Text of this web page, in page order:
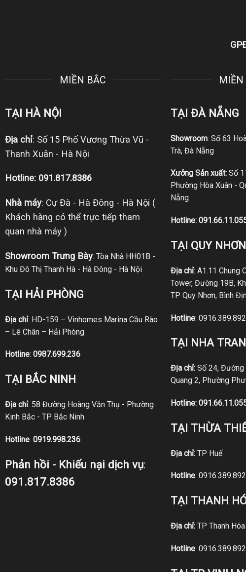
MIỀN BẮC
TẠI HÀ NỘI
Địa chỉ: Số 15 Phố Vương Thừa Vũ -
Thanh Xuân - Hà Nội
Hotline: 091.817.8386
Nhà máy: Cự Đà - Hà Đông - Hà Nội (
Khách hàng có thể trực tiếp tham
quan nhà máy )
Showroom Trưng Bày: Tòa Nhà HH01B -
Khu Đô Thị Thanh Hà - Hà Đông - Hà Nội
TẠI HẢI PHÒNG
Địa chỉ: HD-159 – Vinhomes Marina Cầu Rào
– Lê Chân – Hải Phòng
Hotline: 0987.699.236
TẠI BẮC NINH
Địa chỉ: 58 Đường Hoàng Văn Thụ - Phường
Kinh Bắc - TP Bắc Ninh
Hotline: 0919.998.236
Phản hồi - Khiếu nại dịch vụ:
091.817.8386
MIỀN
TẠI ĐÀ NẴNG
Showroom: Số 63
Trà, Đà Nẵng
Xưởng Sản xuất:Số
Phường Hòa Xuân -
Nẵng
Hotline:
TẠI QUY
Địa chỉ: A1.11 Chung
Tower, Đường 19B,
TP Quy Nhơn, Bình
Hotline: 0916.389.892
TẠI NHA
Địa chỉ:Số 24, Đường
Quang 2, Phường
Hotline:
TẠI THỪA
Địa chỉ:TP Huế
Hotline: 0916.389.892
TẠI THANH
Địa chỉ:TP Thanh Hóa
Hotline: 0916.389.892